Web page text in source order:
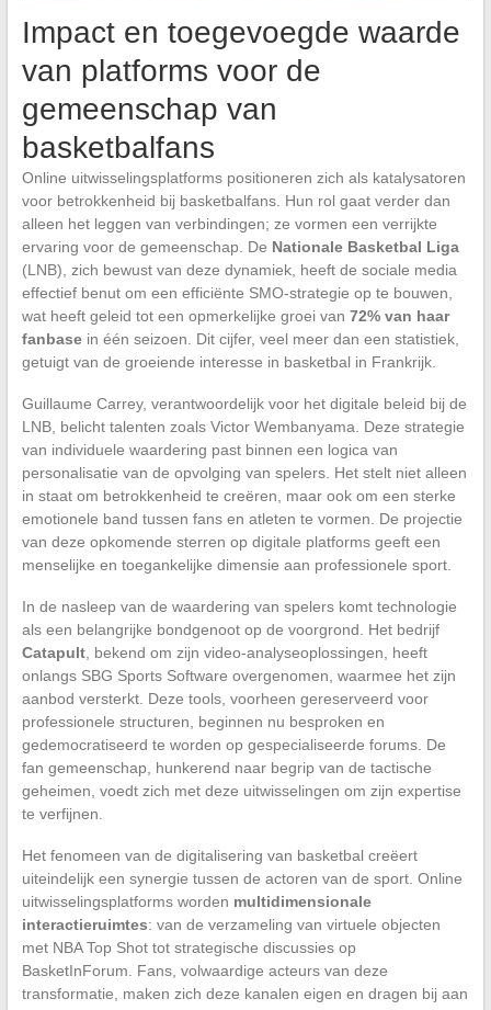
Impact en toegevoegde waarde
van platforms voor de
gemeenschap van
basketbalfans
Online uitwisselingsplatforms positioneren zich als katalysatoren
voor betrokkenheid bij basketbalfans. Hun rol gaat verder dan
alleen het leggen van verbindingen; ze vormen een verrijkte
ervaring voor de gemeenschap. De Nationale Basketbal Liga
(LNB), zich bewust van deze dynamiek, heeft de sociale media
effectief benut om een efficiënte SMO-strategie op te bouwen,
wat heeft geleid tot een opmerkelijke groei van 72% van haar
fanbasein één seizoen. Dit cijfer, veel meer dan een statistiek,
getuigt van de groeiende interesse in basketbal in Frankrijk.
Guillaume Carrey, verantwoordelijk voor het digitale beleid bij de
LNB, belicht talenten zoals Victor Wembanyama. Deze strategie
van individuele waardering past binnen een logica van
personalisatie van de opvolging van spelers. Het stelt niet alleen
in staat om betrokkenheid te creëren, maar ook om een sterke
emotionele band tussen fans en atleten te vormen. De projectie
van deze opkomende sterren op digitale platforms geeft een
menselijke en toegankelijke dimensie aan professionele sport.
In de nasleep van de waardering van spelers komt technologie
als een belangrijke bondgenoot op de voorgrond. Het bedrijf
Catapult, bekend om zijn video-analyseoplossingen, heeft
onlangs SBG Sports Software overgenomen, waarmee het zijn
aanbod versterkt. Deze tools, voorheen gereserveerd voor
professionele structuren, beginnen nu besproken en
gedemocratiseerd te worden op gespecialiseerde forums. De
fan gemeenschap, hunkerend naar begrip van de tactische
geheimen, voedt zich met deze uitwisselingen om zijn expertise
te verfijnen.
Het fenomeen van de digitalisering van basketbal creëert
uiteindelijk een synergie tussen de actoren van de sport. Online
uitwisselingsplatforms worden multidimensionale
interactieruimtes: van de verzameling van virtuele objecten
met NBA Top Shot tot strategische discussies op
BasketInForum. Fans, volwaardige acteurs van deze
transformatie, maken zich deze kanalen eigen en dragen bij aan